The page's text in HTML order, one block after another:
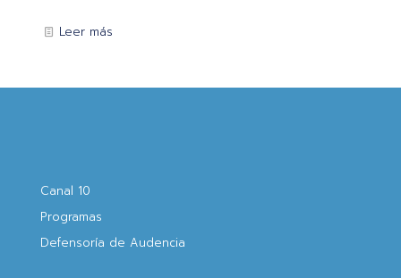
Leer más
Canal 10
Programas
Defensoría de Audencia